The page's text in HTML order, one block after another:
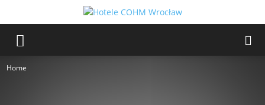
Home